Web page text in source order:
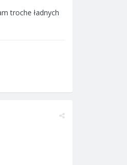
troche ładnych